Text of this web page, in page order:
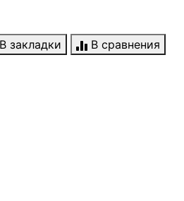
В закладки В сравнения